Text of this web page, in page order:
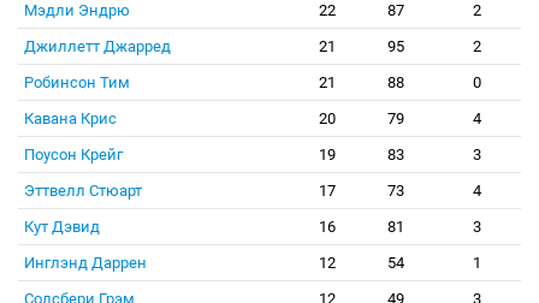
Мэдли Эндрю
22 87
2
Джиллетт Джарред
21 95
2
Робинсон Тим
21 88
0
Кавана Крис
20 79
4
Поусон Крейг
19 83
3
Эттвелл Стюарт
17 73
4
Кут Дэвид
16 81
3
Инглэнд Даррен
12 54
1
Солсбери Грэм
12 49
3